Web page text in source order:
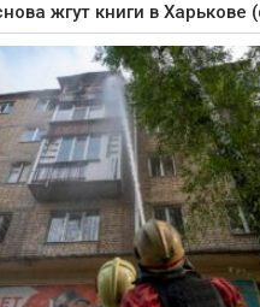
жгут книги в Харькове